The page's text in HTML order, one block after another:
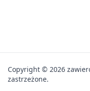
Copyright © 2026
zastrzeżone.